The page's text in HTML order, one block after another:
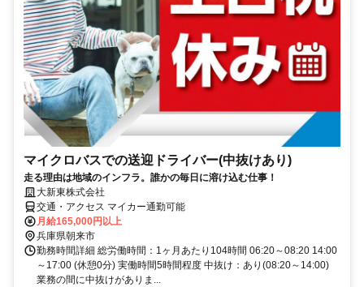
マイクロバスでの送迎ドライバー(中抜けあり)
走る理由は地域のインフラ。誰かの毎日に溶け込む仕事！
大新東株式会社
交通・アクセス マイカー通勤可能
月給165,000円以上
兵庫県朝来市
勤務時間詳細 総労働時間：1ヶ月あたり104時間 06:20～08:20 14:00
～17:00 (休憩0分) 実働時間5時間程度 中抜け：あり(08:20～14:00)
業務の間に中抜けがありま...